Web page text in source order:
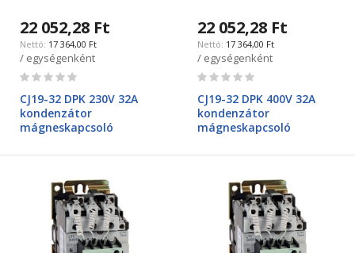
22 052,28 Ft
17 364,00 Ft
/ egységenként
Rating:
CJ19-32 DPK 230V 32A
kondenzátor
mágneskapcsoló
22 052,28 Ft
17 364,00 Ft
/ egységenként
Rating:
CJ19-32 DPK 400V 32A
kondenzátor
mágneskapcsoló